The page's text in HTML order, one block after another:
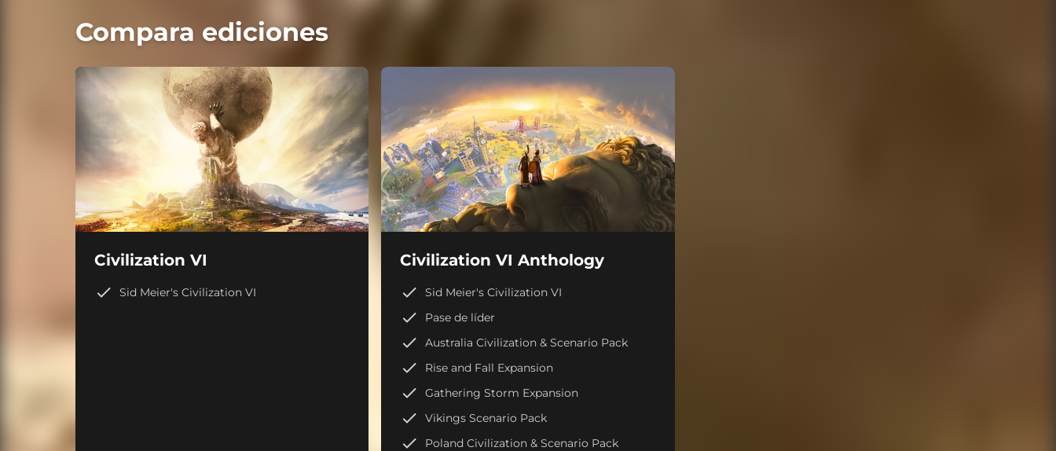
Compara ediciones
Civilization VI
Sid Meier's Civilization VI
Civilization VI Anthology
Sid Meier's Civilization VI
Pase de líder
Australia Civilization & Scenario Pack
Rise and Fall Expansion
Gathering Storm Expansion
Vikings Scenario Pack
Poland Civilization & Scenario Pack